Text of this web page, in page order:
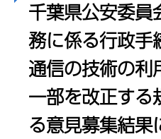
千葉県公安委員
務に係る行政手
通信の技術の利
一部を改正する
る意見募集結果